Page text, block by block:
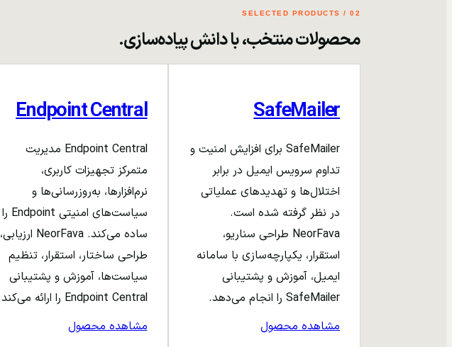
02 / SELECTED PRODUCTS
محصولات منتخب، با دانش پیاده‌سازی.
SafeMailer
SafeMailer برای افزایش امنیت و
تداوم سرویس ایمیل در برابر
اختلال‌ها و تهدیدهای عملیاتی
در نظر گرفته شده است.
NeorFava طراحی سناریو،
استقرار، یکپارچه‌سازی با سامانه
ایمیل، آموزش و پشتیبانی
SafeMailer را انجام می‌دهد.
مشاهده محصول
Endpoint Central
Endpoint Central مدیریت
متمرکز تجهیزات کاربری،
نرم‌افزارها، به‌روزرسانی‌ها و
سیاست‌های امنیتی Endpoint را
ساده می‌کند. NeorFava ارزیابی،
طراحی ساختار، استقرار، تنظیم
سیاست‌ها، آموزش و پشتیبانی
Endpoint Central را ارائه می‌کند.
مشاهده محصول